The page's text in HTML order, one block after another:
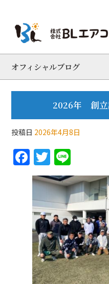
オフィシャルブログ
2026年 創立
投稿日 2026年4月8日
F
a
c
e
b
o
o
k
T
w
itt
er
n
e